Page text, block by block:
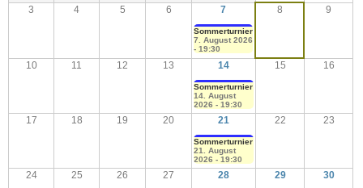
3 4 5 6 7 8 9
Sommerturnier
7. August 2026
- 19:30
10 11 12 13 14 15 16
Sommerturnier
14. August
2026 - 19:30
17 18 19 20 21 22 23
Sommerturnier
21. August
2026 - 19:30
24 25 26 27 28 29 30